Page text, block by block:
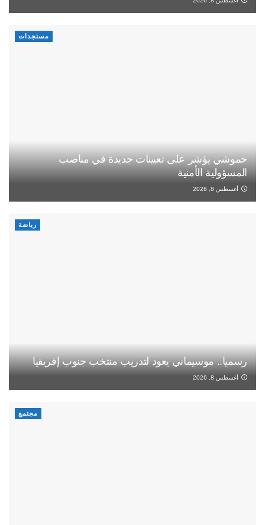
مستجدات
حموشي يؤشر على تعيينات جديدة في مناصب
المسؤولية الأمنية
أغسطس 8, 2026
رياضة
رسميا.. موسيماني يعود لتدريب منتخب جنوب إفريقيا
أغسطس 8, 2026
مجتمع